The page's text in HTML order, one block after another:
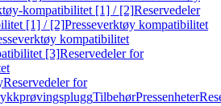
kompatibilitet [1] / [2]Reservedeler
[1] / [2]Presseverktøy kompatibilitet
kompatibilitet
[3]Reservedeler for
Reservedeler for
TilbehørPressenheter